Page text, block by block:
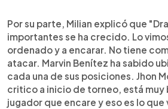
Por su parte, Milian explicó que
importantes se ha crecido. Lo
ordenado y a encarar. No tiene
atacar. Marvin Benítez ha sabido
cada una de sus posiciones. Jhon
critico a inicio de torneo, está muy
jugador que encare y eso es lo que